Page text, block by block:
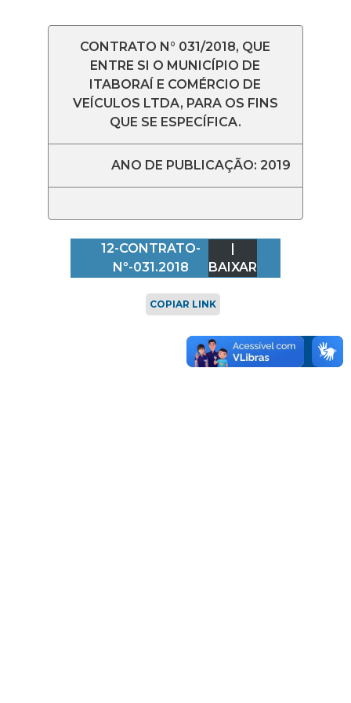
CONTRATO N° 031/2018, QUE
ENTRE SI O MUNICÍPIO DE
ITABORAÍ E COMÉRCIO DE
VEÍCULOS LTDA, PARA OS FINS
QUE SE ESPECÍFICA.
ANO DE PUBLICAÇÃO: 2019
12-CONTRATO-
Nº-031.2018
|
BAIXAR
COPIAR LINK